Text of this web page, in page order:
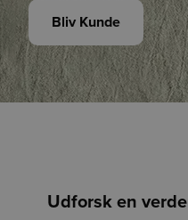
Bliv Kunde
Udforsk en